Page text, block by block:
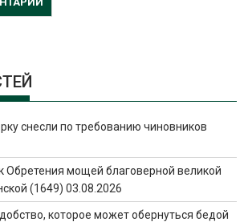
снесли по требованию чиновников
Обретения мощей благоверной великой
(1649) 03.08.2026
которое может обернуться бедой